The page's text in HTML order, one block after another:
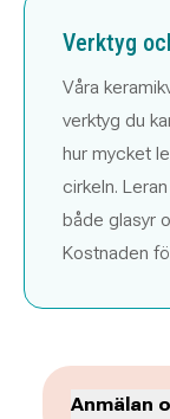
Verktyg
Våra
verktyg du
hur mycket
cirkeln.
både glasyr
Kostnaden
Anmälan